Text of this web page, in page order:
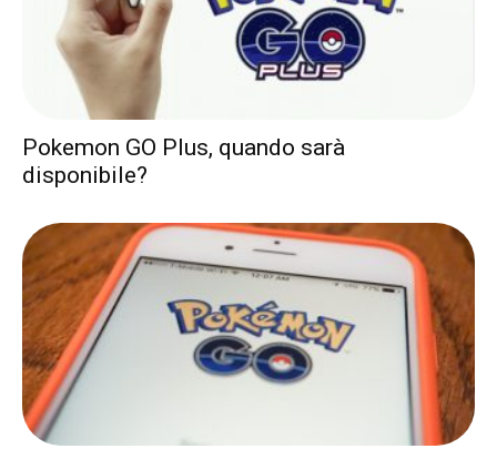
Pokemon GO Plus, quando sarà
disponibile?